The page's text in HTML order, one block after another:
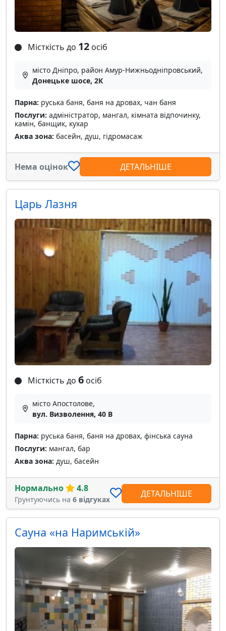
Місткість до 12 осіб
місто Дніпро, район Амур-Нижньодніпровський,
Донецьке шосе, 2К
Парна: руська баня, баня на дровах, чан баня
Послуги: адміністратор, мангал, кімната відпочинку,
камін, банщик, кухар
Аква зона: басейн, душ, гідромасаж
Нема оцінок ДЕТАЛЬНІШЕ
Царь Лазня
Місткість до 6 осіб
місто Апостолове,
вул. Визволення, 40 В
Парна: руська баня, баня на дровах, фінська сауна
Послуги: мангал, бар
Аква зона: душ, басейн
Нормально 4.8
Грунтуючись на 6 відгуках
ДЕТАЛЬНІШЕ
Сауна «на Наримській»